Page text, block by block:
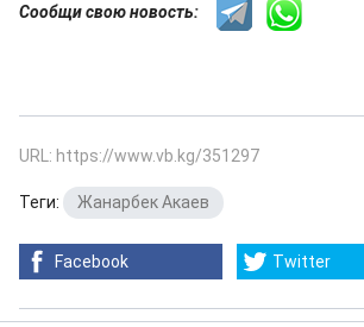
Сообщи свою новость:
URL: https://www.vb.kg/351297
Теги: Жанарбек Акаев
Facebook Twitter